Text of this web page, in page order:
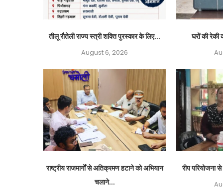
तीलू रौतेली राज्य स्त्री शक्ति पुरस्कार के लिए...
August 6, 2026
घरों की रेकी
राष्ट्रीय राजमार्गों से अतिक्रमण हटाने को अभियान
चलाने...
रीप परियोजना